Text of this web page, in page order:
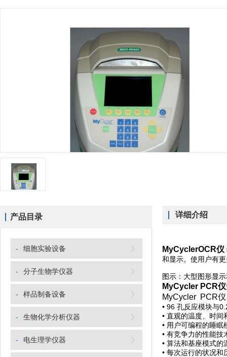
产品目录
- 细胞实验设备
- 分子生物学仪器
- 样品制备设备
- 生物化学分析仪器
- 电生理学仪器
详细介绍
MyCyclerOCR仪
和显示。使用户有
图示：大型图形显
MyCycler PCR仪
MyCycler PCR仪
• 96 孔反应模块与
• 直观的温度、时间
• 用户可编程的睡眠
• 有竞争力的性能技
• 算法和基座模式的
• 每次运行的状况和